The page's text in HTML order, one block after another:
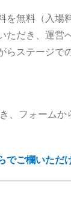
無料（入場
だき、運営
ステージで
、フォームか
でご欄いただ